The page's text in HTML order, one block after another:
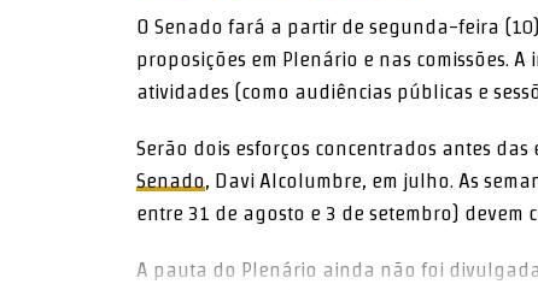
O Senado fará a partir de segunda-feira
proposições em Plenário e nas comissões.
atividades (como audiências públicas e
Serão dois esforços concentrados antes das
Senado , Davi Alcolumbre, em julho. As
entre 31 de agosto e 3 de setembro) devem
A pauta do Plenário ainda não foi